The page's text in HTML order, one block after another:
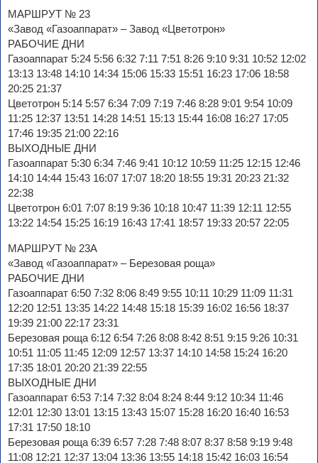
МАРШРУТ № 23
«Завод «Газоаппарат» – Завод «Цветотрон»
РАБОЧИЕ ДНИ
Газоаппарат 5:24 5:56 6:32 7:11 7:51 8:26 9:10 9:31 10:52 12:02
13:13 13:48 14:10 14:34 15:06 15:33 15:51 16:23 17:06 18:58
20:25 21:37
Цветотрон 5:14 5:57 6:34 7:09 7:19 7:46 8:28 9:01 9:54 10:09
11:25 12:37 13:51 14:28 14:51 15:13 15:44 16:08 16:27 17:05
17:46 19:35 21:00 22:16
ВЫХОДНЫЕ ДНИ
Газоаппарат 5:30 6:34 7:46 9:41 10:12 10:59 11:25 12:15 12:46
14:10 14:44 15:43 16:07 17:07 18:20 18:55 19:31 20:23 21:32
22:38
Цветотрон 6:01 7:07 8:19 9:36 10:18 10:47 11:39 12:11 12:55
13:22 14:54 15:25 16:19 16:43 17:41 18:57 19:33 20:57 22:05
МАРШРУТ № 23А
«Завод «Газоаппарат» – Березовая роща»
РАБОЧИЕ ДНИ
Газоаппарат 6:50 7:32 8:06 8:49 9:55 10:11 10:29 11:09 11:31
12:20 12:51 13:35 14:22 14:48 15:18 15:39 16:02 16:56 18:37
19:39 21:00 22:17 23:31
Березовая роща 6:12 6:54 7:26 8:08 8:42 8:51 9:15 9:26 10:31
10:51 11:05 11:45 12:09 12:57 13:37 14:10 14:58 15:24 16:20
17:35 18:01 20:20 21:39 22:55
ВЫХОДНЫЕ ДНИ
Газоаппарат 6:53 7:14 7:32 8:04 8:24 8:44 9:12 10:34 11:46
12:01 12:30 13:01 13:15 13:43 15:07 15:28 16:20 16:40 16:53
17:31 17:50 18:10
Березовая роща 6:39 6:57 7:28 7:48 8:07 8:37 8:58 9:19 9:48
11:08 12:21 12:37 13:04 13:36 13:55 14:18 15:42 16:03 16:54